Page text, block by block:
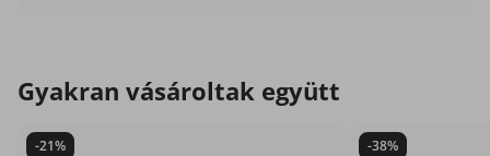
Gyakran vásároltak együtt
-21% -38%